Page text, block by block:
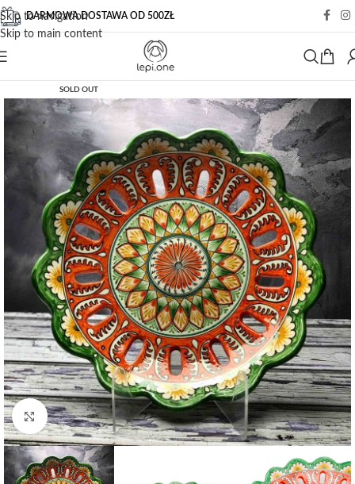
Skip to navigation
Skip to main content
DARMOWA DOSTAWA OD 500ZŁ
SOLD OUT
Click to enlarge